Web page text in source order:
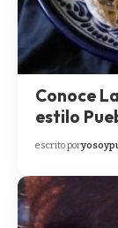
Conoce
estilo
escrito por